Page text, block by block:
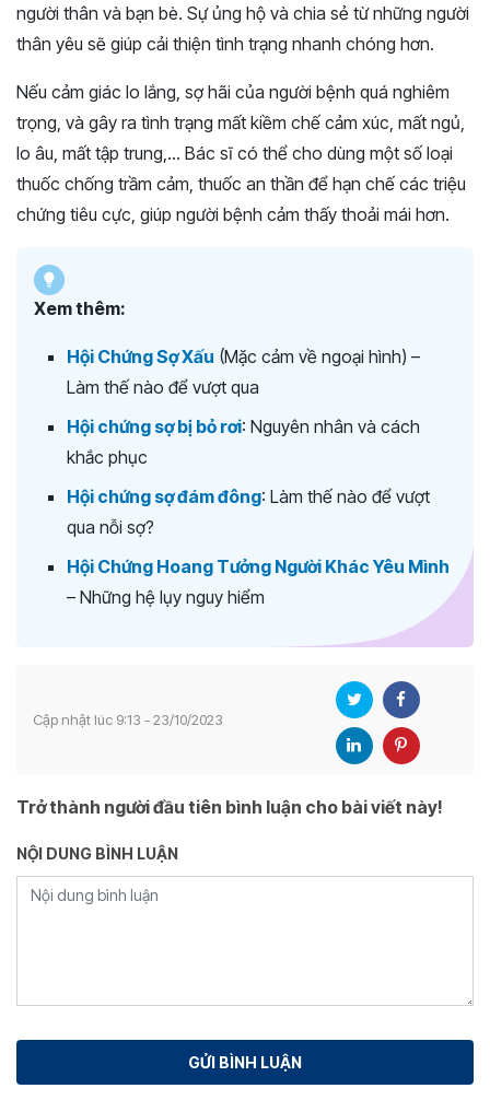
người thân và bạn bè. Sự ủng hộ và chia sẻ từ những người
thân yêu sẽ giúp cải thiện tình trạng nhanh chóng hơn.
Nếu cảm giác lo lắng, sợ hãi của người bệnh quá nghiêm
trọng, và gây ra tình trạng mất kiềm chế cảm xúc, mất ngủ,
lo âu, mất tập trung,… Bác sĩ có thể cho dùng một số loại
thuốc chống trầm cảm, thuốc an thần để hạn chế các triệu
chứng tiêu cực, giúp người bệnh cảm thấy thoải mái hơn.
Xem thêm:
Hội Chứng Sợ Xấu (Mặc cảm về ngoại hình) –
Làm thế nào để vượt qua
Hội chứng sợ bị bỏ rơi: Nguyên nhân và cách
khắc phục
Hội chứng sợ đám đông: Làm thế nào để vượt
qua nỗi sợ?
Hội Chứng Hoang Tưởng Người Khác Yêu Mình
– Những hệ lụy nguy hiểm
Cập nhật lúc 9:13 - 23/10/2023
Trở thành người đầu tiên bình luận cho bài viết này!
NỘI DUNG BÌNH LUẬN